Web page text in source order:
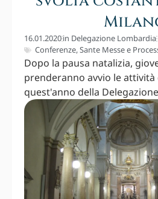
16.01.2020in Delegazione Lombardia
Conferenze,Sante Messe e
Dopo la pausa natalizia,
prenderanno avvio le
quest'anno della